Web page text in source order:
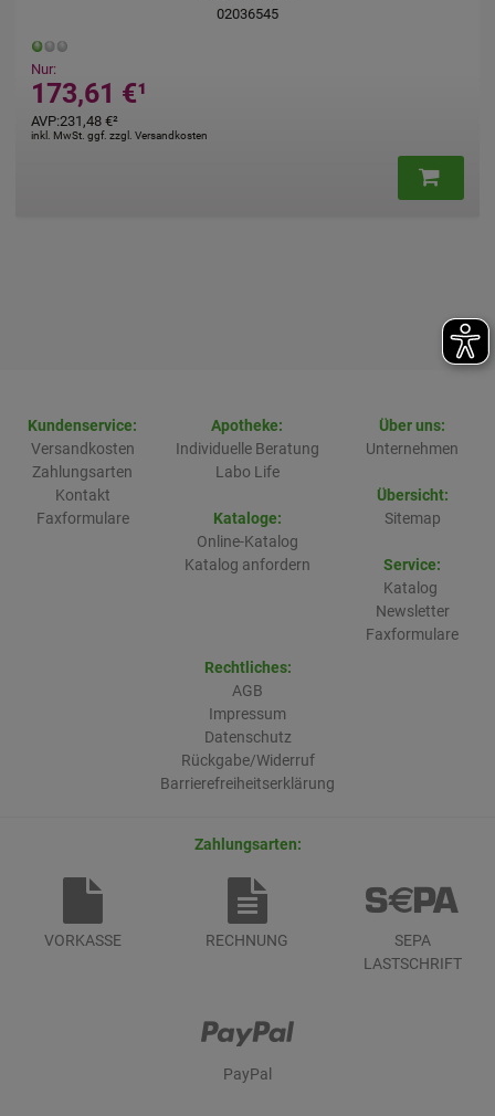
04886615
53,96 €¹
UVP :71,95 €
inkl. MwSt. ggf. zzgl. Versandkosten
539,60 €pro 1 l
Kundenservice:
Versandkosten
Zahlungsarten
Kontakt
Faxformulare
Apotheke:
Individuelle Beratung
Labo Life
Kataloge:
Online-Katalog
Katalog anfordern
Über uns:
Unternehmen
Übersicht:
Sitemap
Service:
Katalog
Newsletter
Faxformulare
Rechtliches:
AGB
Impressum
Datenschutz
Rückgabe/Widerruf
Barrierefreiheitserklärung
Zahlungsarten:
VORKASSE RECHNUNG
SEPA
LASTSCHRIFT
PayPal